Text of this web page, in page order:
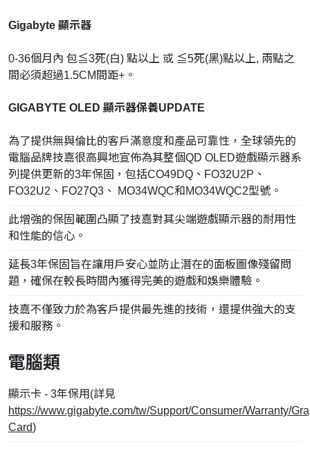
Gigabyte 顯示器
0-36個月內 包≦3死(白) 點以上 或 ≦5死(黑)點以上, 兩點之
間必須超過1.5CM間距+。
GIGABYTE OLED 顯示器保養UPDATE
為了提供無與倫比的客戶滿意度和產品可靠性，全球領先的
電腦品牌技嘉很高興地宣佈為其整個QD OLED遊戲顯示器系
列提供更新的3年保固，包括CO49DQ、FO32U2P、
FO32U2、FO27Q3、 MO34WQC和MO34WQC2型號。
此增強的保固範圍凸顯了技嘉對其尖端遊戲顯示器的耐用性
和性能的信心。
延長3年保固旨在讓用戶安心並防止潛在的面板圖像殘留問
題，確保在較長時間內獲得完美的遊戲和娛樂體驗。
技嘉不僅致力於為客戶提供最先進的技術，還提供強大的支
援和服務。
電腦類
顯示卡 - 3年保用(詳見
https://www.gigabyte.com/tw/Support/Consumer/Warranty/
Card)